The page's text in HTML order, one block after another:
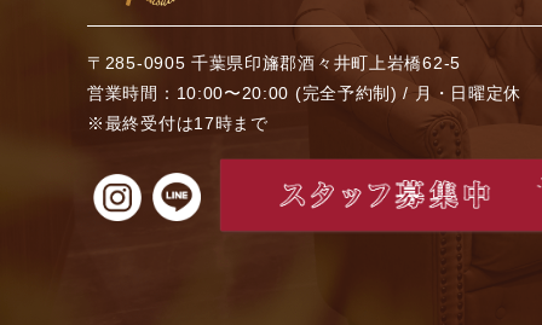
〒285-0905 千葉県印旛郡酒々井町上岩橋62-5
営業時間：10:00〜20:00 (完全予約制) / 月・日曜定休
※最終受付は17時まで